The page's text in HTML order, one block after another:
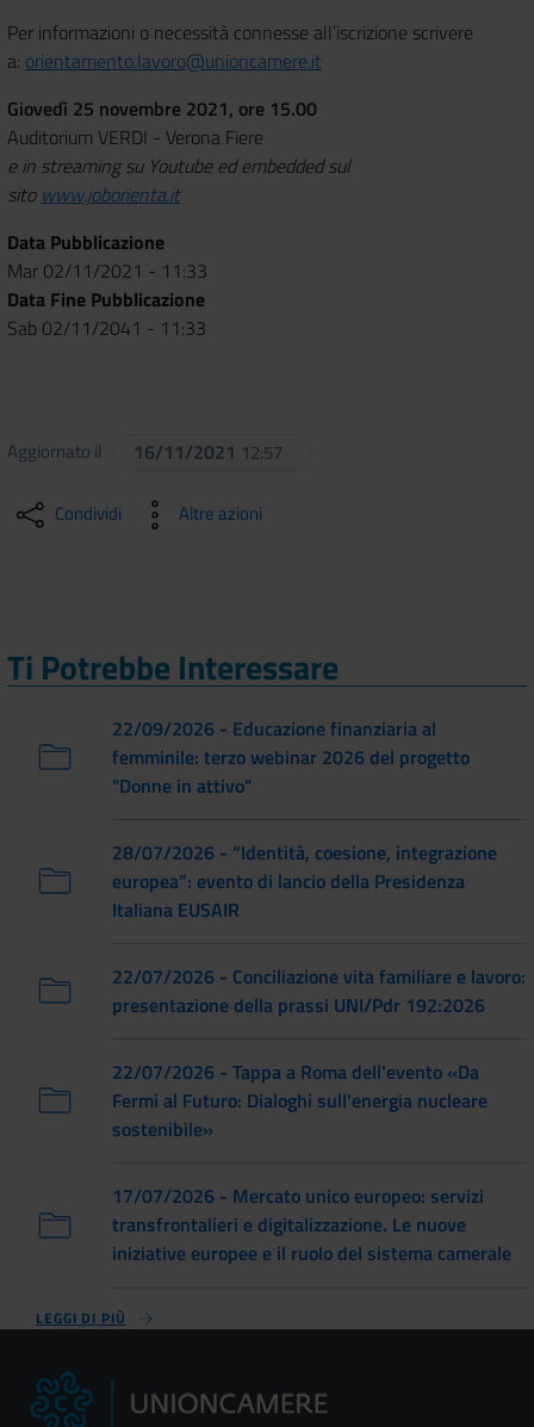
Per informazioni o necessità connesse all’iscrizione scrivere
a: orientamento.lavoro@unioncamere.it
Giovedì 25 novembre 2021, ore 15.00
Auditorium VERDI - Verona Fiere
e in streaming su Youtube ed embedded sul
sito www.joborienta.it
Data Pubblicazione
Mar 02/11/2021 - 11:33
Data Fine Pubblicazione
Sab 02/11/2041 - 11:33
Aggiornato il 16/11/2021 12:57
Condividi Altre azioni
Ti Potrebbe Interessare
22/09/2026 - Educazione finanziaria al
femminile: terzo webinar 2026 del progetto
"Donne in attivo"
28/07/2026 - “Identità, coesione, integrazione
europea”: evento di lancio della Presidenza
Italiana EUSAIR
22/07/2026 - Conciliazione vita familiare e lavoro:
presentazione della prassi UNI/Pdr 192:2026
22/07/2026 - Tappa a Roma dell'evento «Da
Fermi al Futuro: Dialoghi sull'energia nucleare
sostenibile»
17/07/2026 - Mercato unico europeo: servizi
transfrontalieri e digitalizzazione. Le nuove
iniziative europee e il ruolo del sistema camerale
LEGGI DI PIÙ